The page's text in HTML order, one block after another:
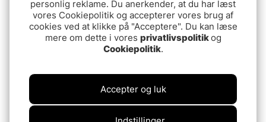
personlig reklame. Du anerkender, at du har læst
vores Cookiepolitik og accepterer vores brug af
cookies ved at klikke på "Acceptere". Du kan læse
mere om dette i vores privatlivspolitikog
Cookiepolitik.
Accepter og luk